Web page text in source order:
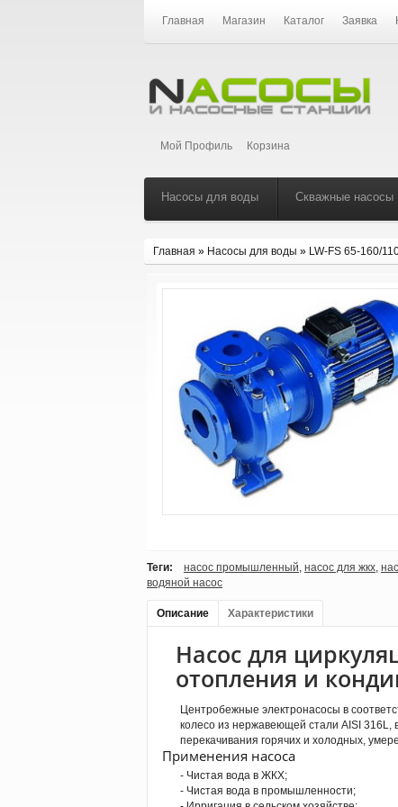
Главная Магазин Каталог Заявка
Мой Профиль Корзина
Насосы для воды Скважные насосы
Главная » Насосы для воды » LW-FS 65-160/
Теги: насос промышленный насос для жкх
водяной насос
Описание Характеристики
Насос для
отопления и
Центробежные электронасосы в
колесо из нержавеющей стали AISI 316L,
перекачивания горячих и холодных,
Применения насоса
- Чистая вода в ЖКХ;
- Чистая вода в промышленности;